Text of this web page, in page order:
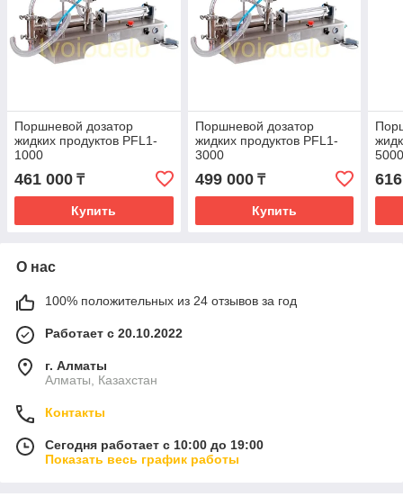
Поршневой дозатор
жидких продуктов PFL1-
1000
461 000 ₸
Купить
Поршневой дозатор
жидких продуктов PFL1-
3000
499 000₸
Купить
О нас
100% положительных из 24 отзывов за год
Работает с 20.10.2022
г. Алматы
Алматы, Казахстан
Контакты
Сегодня работает с 10:00 до 19:00
Показать весь график работы